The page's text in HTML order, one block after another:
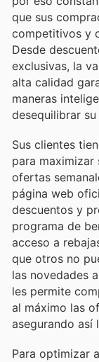
que sus
competitivos y
Desde
exclusivas, la
alta calidad
maneras
desequilibrar
Sus clientes
para maximizar
ofertas
página web
descuentos y
programa de
acceso a
que otros no
las novedades
les permite
al máximo las
asegurando así
Para optimizar